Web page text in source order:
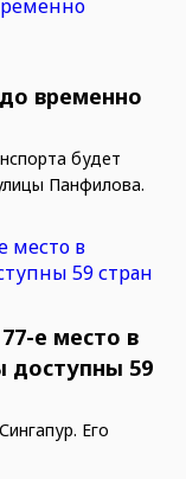
временно
будет
Панфилова.
е место в
доступны 59
Его